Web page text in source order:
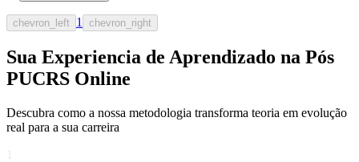
chevron_left 1 chevron_right
Sua Experiencia de Aprendizado na Pós
PUCRS Online
Descubra como a nossa metodologia transforma teoria em evolução
real para a sua carreira​